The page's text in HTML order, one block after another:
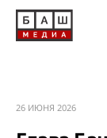
26 ИЮНЯ 2026